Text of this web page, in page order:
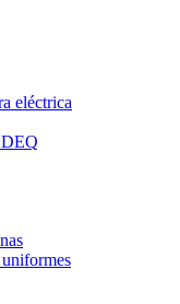
eléctrica